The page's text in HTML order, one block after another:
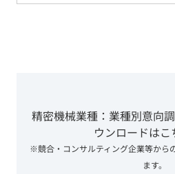
精密機械業種：業種別意向
ウンロードはこ
※競合・コンサルティング企業等から
ます。